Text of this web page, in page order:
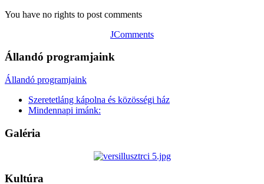
You have no rights to post comments
JComments
Állandó programjaink
Állandó programjaink
Szeretetláng kápolna és közösségi ház
Mindennapi imánk:
Galéria
Kultúra